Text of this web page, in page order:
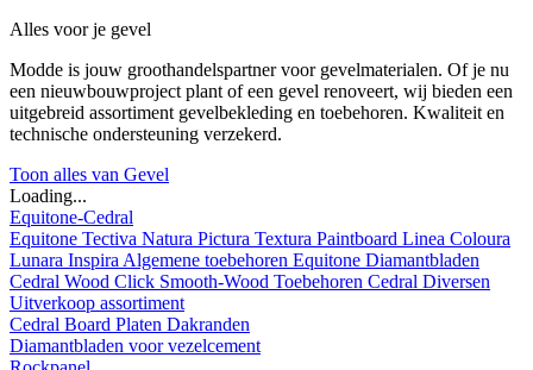
Alles voor je gevel
Modde is jouw groothandelspartner voor gevelmaterialen. Of je nu
een nieuwbouwproject plant of een gevel renoveert, wij bieden een
uitgebreid assortiment gevelbekleding en toebehoren. Kwaliteit en
technische ondersteuning verzekerd.
Toon alles van Gevel
Loading...
Equitone-Cedral
Equitone Tectiva Natura Pictura Textura Paintboard Linea Coloura
Lunara Inspira Algemene toebehoren Equitone Diamantbladen
Cedral Wood Click Smooth-Wood Toebehoren Cedral Diversen
Uitverkoop assortiment
Cedral Board Platen Dakranden
Diamantbladen voor vezelcement